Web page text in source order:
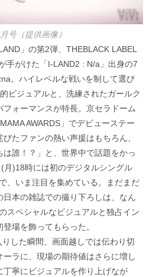
号（提供画像）
」の第2弾、THEBLACK LABEL
手がけた「I-LAND2 : N/a」出身の7
。ハイレベルな戦いを制して選び
ビジュアルと、洗練されたガールク
ォーマンスが特長。京セラドーム
AWARDS」でデビューステー
たファンの熱い声援はもちろん、
は誰！？」と、世界中で話題をかっ
月)18時には初のデジタルシングル
、いま注目を集めている。まだまだ
本の雑誌での撮り下ろしは、なん
スペシャルなビジュアルと独占イン
場を飾ってもらった。
した瞬間、画面越しでは伝わり切
ラに、現場の期待値はさらに増し
寧にビジュアルを作り上げなが